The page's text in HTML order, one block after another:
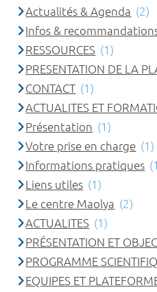
Actualités & Agenda (2)
Infos &
RESSOURCES (1)
PRESENTATION DE LA
CONTACT (1)
ACTUALITES ET
Présentation (1)
Votre prise en charge (1)
Informations pratiques
Liens utiles (1)
Le centre Maolya (2)
ACTUALITES (1)
PRÉSENTATION ET
PROGRAMME
EQUIPES ET